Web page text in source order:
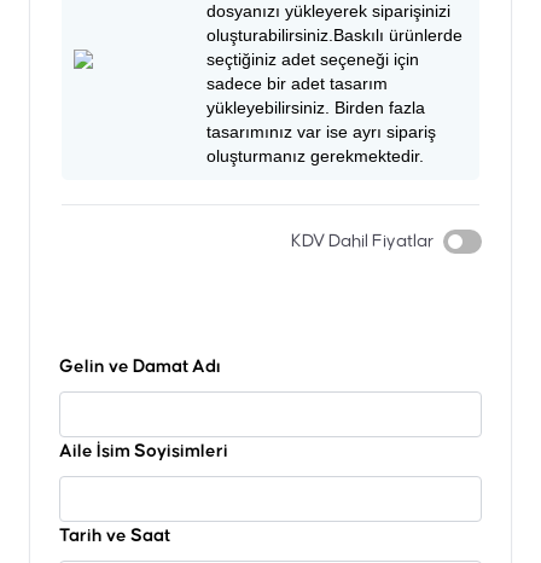
dosyanızı yükleyerek siparişinizi
oluşturabilirsiniz.Baskılı ürünlerde
seçtiğiniz adet seçeneği için
sadece bir adet tasarım
yükleyebilirsiniz. Birden fazla
tasarımınız var ise ayrı sipariş
oluşturmanız gerekmektedir.
KDV Dahil Fiyatlar
Gelin ve Damat Adı
Aile İsim Soyisimleri
Tarih ve Saat